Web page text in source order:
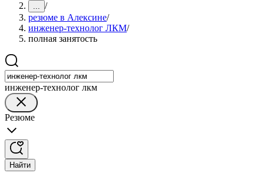
... /
резюме в Алексине/
инженер-технолог ЛКМ/
полная занятость
инженер-технолог лкм
Резюме
Найти